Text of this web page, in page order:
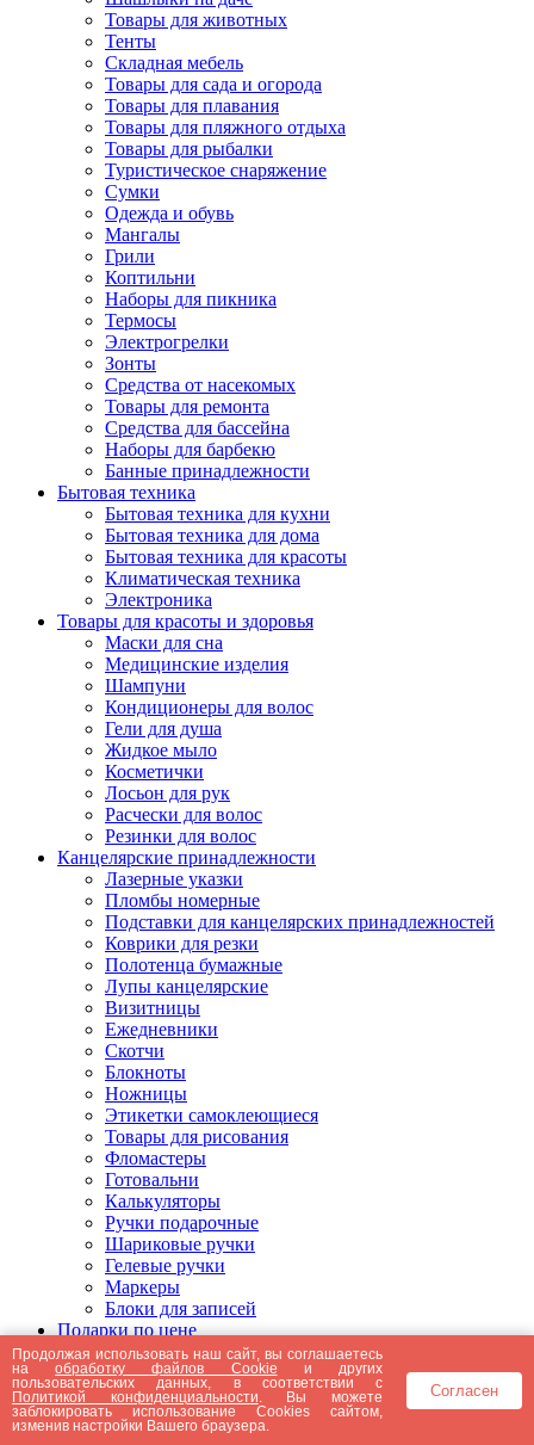
Товары для животных
Тенты
Складная мебель
Товары для сада и огорода
Товары для плавания
Товары для пляжного отдыха
Товары для рыбалки
Туристическое снаряжение
Сумки
Одежда и обувь
Мангалы
Грили
Коптильни
Наборы для пикника
Термосы
Электрогрелки
Зонты
Средства от насекомых
Товары для ремонта
Средства для бассейна
Наборы для барбекю
Банные принадлежности
Бытовая техника
Бытовая техника для кухни
Бытовая техника для дома
Бытовая техника для красоты
Климатическая техника
Электроника
Товары для красоты и здоровья
Маски для сна
Медицинские изделия
Шампуни
Кондиционеры для волос
Гели для душа
Жидкое мыло
Косметички
Лосьон для рук
Расчески для волос
Резинки для волос
Канцелярские принадлежности
Лазерные указки
Пломбы номерные
Подставки для канцелярских принадлежностей
Коврики для резки
Полотенца бумажные
Лупы канцелярские
Визитницы
Ежедневники
Скотчи
Блокноты
Ножницы
Этикетки самоклеющиеся
Товары для рисования
Фломастеры
Готовальни
Калькуляторы
Ручки подарочные
Шариковые ручки
Гелевые ручки
Маркеры
Блоки для записей
Подарки по цене
Подарки от 5000 рублей
Подарки до 5000 рублей
Подарки до 3000 рублей
Подарки до 2000 рублей
Подарки до 1000 рублей
Продолжая использовать наш сайт, вы соглашаетесь
наобработку файлов Cookie и других
пользовательских данных, в соответствии с
Политикой конфиденциальности . Вы можете
заблокировать использование Cookies сайтом,
изменив настройки Вашего браузера.
Согласен